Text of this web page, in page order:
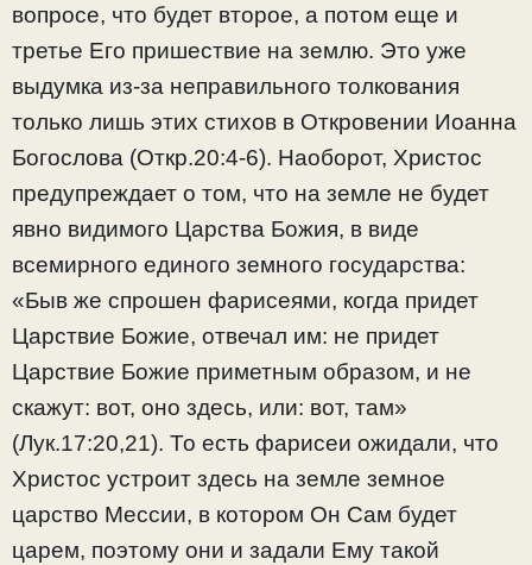
вопросе, что будет второе, а потом еще и
третье Его пришествие на землю. Это уже
выдумка из-за неправильного толкования
только лишь этих стихов в Откровении Иоанна
Богослова (Откр.20:4-6). Наоборот, Христос
предупреждает о том, что на земле не будет
явно видимого Царства Божия, в виде
всемирного единого земного государства:
«Быв же спрошен фарисеями, когда придет
Царствие Божие, отвечал им: не придет
Царствие Божие приметным образом, и не
скажут: вот, оно здесь, или: вот, там»
(Лук.17:20,21). То есть фарисеи ожидали, что
Христос устроит здесь на земле земное
царство Мессии, в котором Он Сам будет
царем, поэтому они и задали Ему такой